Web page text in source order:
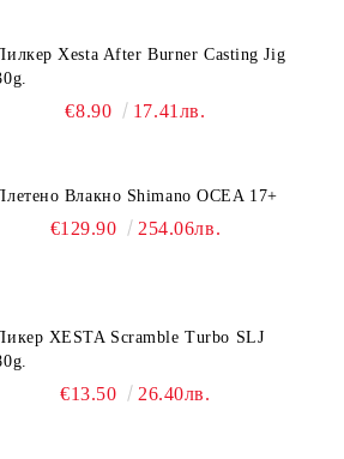
Xesta After Burner Casting Jig
€8.90 17.41лв.
Влакно Shimano OCEA 17+
€129.90 254.06лв.
XESTA Scramble Turbo SLJ
€13.50 26.40лв.